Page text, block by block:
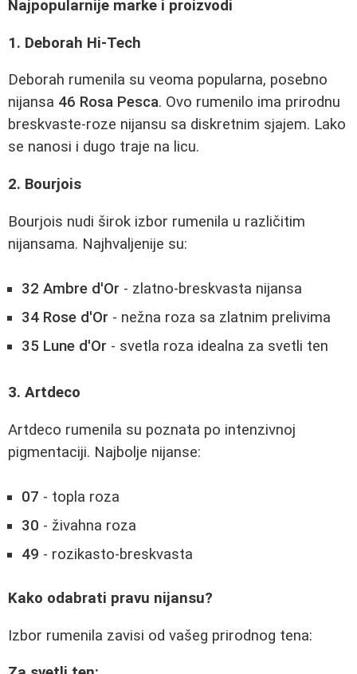
Najpopularnije marke i proizvodi
1. Deborah Hi-Tech
Deborah rumenila su veoma popularna, posebno
nijansa 46 Rosa Pesca. Ovo rumenilo ima prirodnu
breskvaste-roze nijansu sa diskretnim sjajem. Lako
se nanosi i dugo traje na licu.
2. Bourjois
Bourjois nudi širok izbor rumenila u različitim
nijansama. Najhvaljenije su:
32 Ambre d'Or - zlatno-breskvasta nijansa
34 Rose d'Or - nežna roza sa zlatnim prelivima
35 Lune d'Or - svetla roza idealna za svetli ten
3. Artdeco
Artdeco rumenila su poznata po intenzivnoj
pigmentaciji. Najbolje nijanse:
07 - topla roza
30 - živahna roza
49 - rozikasto-breskvasta
Kako odabrati pravu nijansu?
Izbor rumenila zavisi od vašeg prirodnog tena: